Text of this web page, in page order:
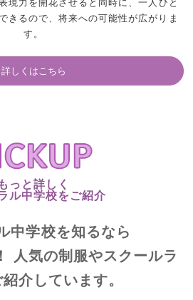
現力を開花させると同時に、一人ひと
きるので、将来への可能性が広がりま
す。
詳しくはこちら
もっと詳しく
ル中学校をご紹介
中学校を知るなら
人気の制服やスクールラ
介しています。